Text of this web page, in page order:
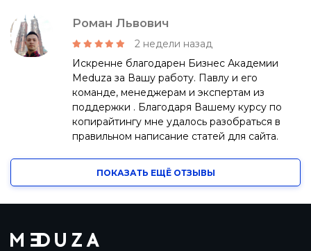
Роман Львович
2 недели назад
Искренне благодарен Бизнес Академии
Meduza за Вашу работу. Павлу и его
команде, менеджерам и экспертам из
поддержки . Благодаря Вашему курсу по
копирайтингу мне удалось разобраться в
правильном написание статей для сайта.
ПОКАЗАТЬ ЕЩЁОТЗЫВЫ